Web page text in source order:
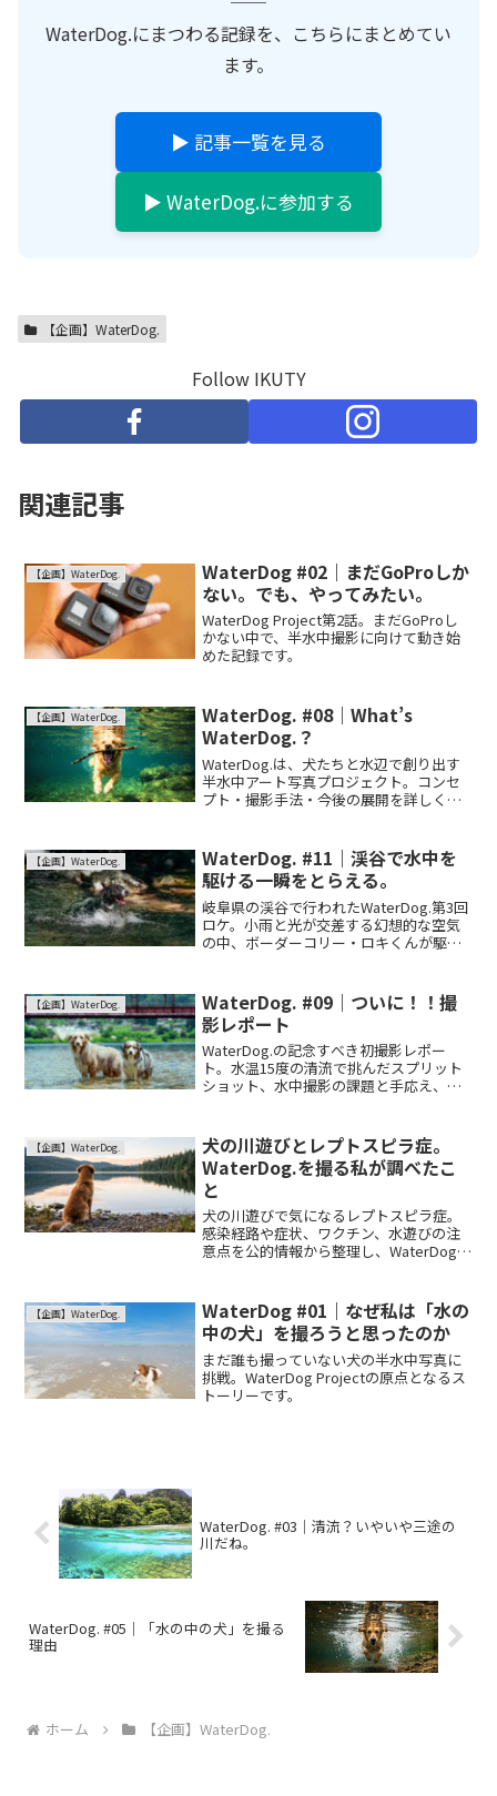
WaterDog.にまつわる記録を、こちらにまとめてい
ます。
▶ 記事一覧を見る
▶ WaterDog.に参加する
【企画】WaterDog.
Follow IKUTY
関連記事
【企画】WaterDog.
WaterDog #02｜まだGoProしか
ない。でも、やってみたい。
WaterDog Project第2話。まだGoProし
かない中で、半水中撮影に向けて動き始
めた記録です。
【企画】WaterDog.
WaterDog. #08｜What’s
WaterDog.？
WaterDog.は、犬たちと水辺で創り出す
半水中アート写真プロジェクト。コンセ
プト・撮影手法・今後の展開を詳しくご
【企画】WaterDog.
WaterDog. #11｜渓谷で水中を
駆ける一瞬をとらえる。
岐阜県の渓谷で行われたWaterDog.第3回
ロケ。小雨と光が交差する幻想的な空気
の中、ボーダーコリー・ロキくんが駆け
【企画】WaterDog.
WaterDog. #09｜ついに！！撮
影レポート
WaterDog.の記念すべき初撮影レポー
ト。水温15度の清流で挑んだスプリット
ショット、水中撮影の課題と手応え、そ
【企画】WaterDog.
犬の川遊びとレプトスピラ症。
WaterDog.を撮る私が調べたこ
と
犬の川遊びで気になるレプトスピラ症。
感染経路や症状、ワクチン、水遊びの注
意点を公的情報から整理し、WaterDog.
【企画】WaterDog.
WaterDog #01｜なぜ私は「水の
中の犬」を撮ろうと思ったのか
まだ誰も撮っていない犬の半水中写真に
挑戦。WaterDog Projectの原点となるス
トーリーです。
WaterDog. #03｜清流？いやいや三途の
川だね。
WaterDog. #05｜「水の中の犬」を撮る
理由
ホーム 【企画】WaterDog.